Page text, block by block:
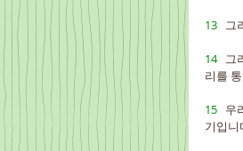
13 그
14 그
리를
15 우
기입니